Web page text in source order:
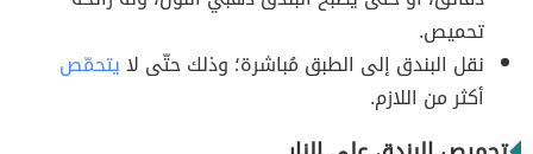
تحميص.
نقل البندق إلى الطبق مُباشرة؛ وذلك حتّى لايتحمّص
أكثر من اللازم.